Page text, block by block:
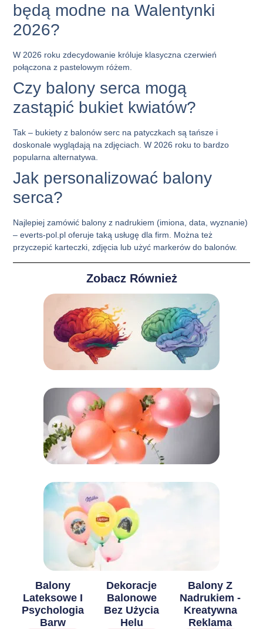
będą modne na Walentynki
2026?
W 2026 roku zdecydowanie króluje klasyczna czerwień
połączona z pastelowym różem.
Czy balony serca mogą
zastąpić bukiet kwiatów?
Tak – bukiety z balonów serc na patyczkach są tańsze i
doskonale wyglądają na zdjęciach. W 2026 roku to bardzo
popularna alternatywa.
Jak personalizować balony
serca?
Najlepiej zamówić balony z nadrukiem (imiona, data, wyznanie)
– everts-pol.pl oferuje taką usługę dla firm. Można też
przyczepić karteczki, zdjęcia lub użyć markerów do balonów.
Zobacz Również
Balony
Lateksowe I
Psychologia
Barw
Dekoracje
Balonowe
Bez Użycia
Helu
Balony Z
Nadrukiem -
Kreatywna
Reklama